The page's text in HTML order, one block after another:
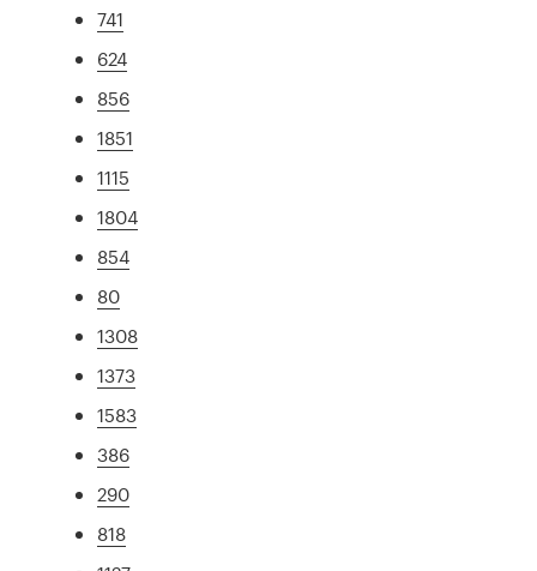
741
624
856
1851
1115
1804
854
80
1308
1373
1583
386
290
818